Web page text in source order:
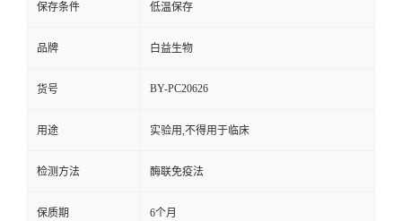
保存条件 低温保存
品牌 白益生物
货号 BY-PC20626
用途 实验用,不得用于临床
检测方法 酶联免疫法
保质期 6个月